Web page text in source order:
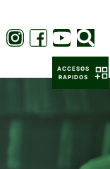
ACCESOS
RAPIDOS